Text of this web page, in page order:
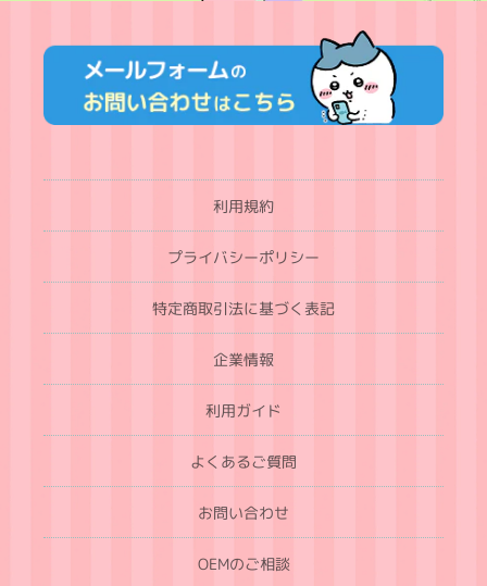
利用規約
プライバシーポリシー
特定商取引法に基づく表記
企業情報
利用ガイド
よくあるご質問
お問い合わせ
OEMのご相談